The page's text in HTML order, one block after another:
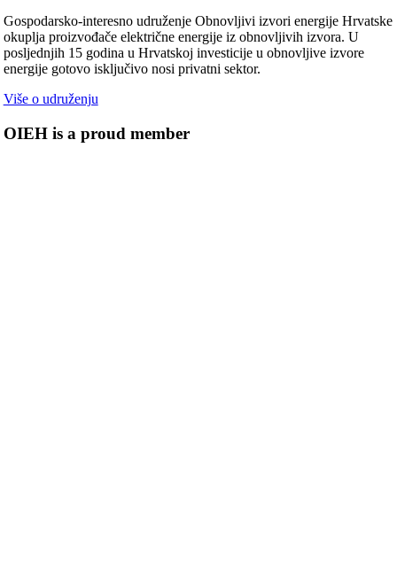
Gospodarsko-interesno udruženje Obnovljivi izvori energije Hrvatske
okuplja proizvođače električne energije iz obnovljivih izvora. U
posljednjih 15 godina u Hrvatskoj investicije u obnovljive izvore
energije gotovo isključivo nosi privatni sektor.
Više o udruženju
OIEH is a proud member